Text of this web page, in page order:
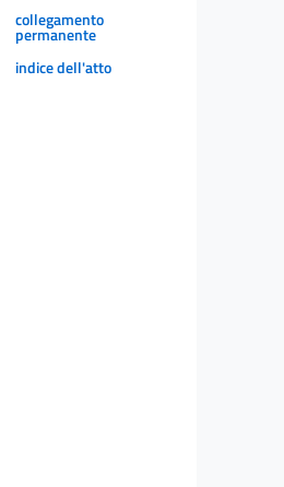
collegamento
permanente
indice dell'atto